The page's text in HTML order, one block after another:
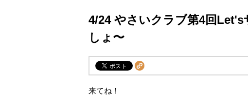
4/24 やさいクラブ第4回
しょ〜
来てね！